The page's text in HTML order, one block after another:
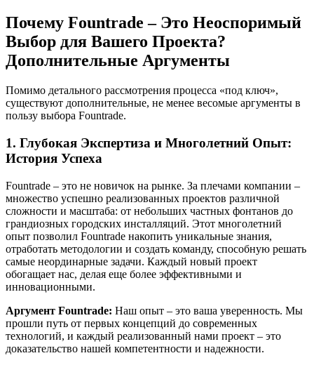
Почему Fountrade – Это Неоспоримый
Выбор для Вашего Проекта?
Дополнительные Аргументы
Помимо детального рассмотрения процесса «под ключ»,
существуют дополнительные, не менее весомые аргументы в
пользу выбора Fountrade.
1. Глубокая Экспертиза и Многолетний Опыт:
История Успеха
Fountrade – это не новичок на рынке. За плечами компании –
множество успешно реализованных проектов различной
сложности и масштаба: от небольших частных фонтанов до
грандиозных городских инсталляций. Этот многолетний
опыт позволил Fountrade накопить уникальные знания,
отработать методологии и создать команду, способную решать
самые неординарные задачи. Каждый новый проект
обогащает нас, делая еще более эффективными и
инновационными.
Аргумент Fountrade: Наш опыт – это ваша уверенность. Мы
прошли путь от первых концепций до современных
технологий, и каждый реализованный нами проект – это
доказательство нашей компетентности и надежности.